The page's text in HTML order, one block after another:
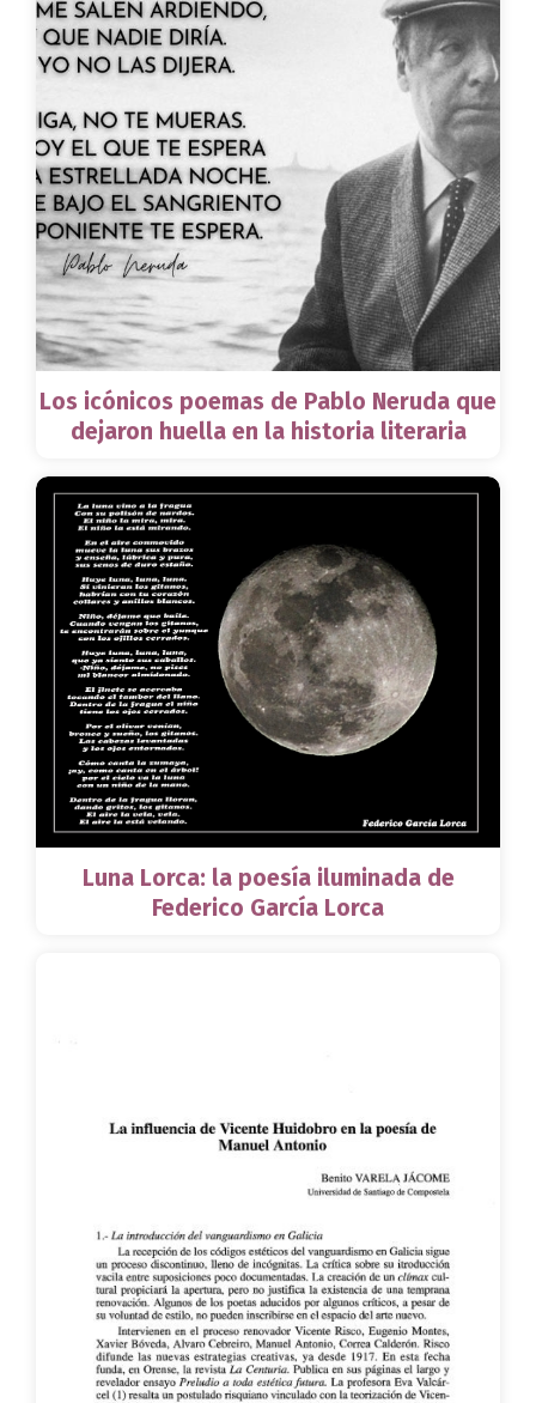
Los icónicos poemas de Pablo Neruda que
dejaron huella en la historia literaria
Luna Lorca: la poesía iluminada de
Federico García Lorca